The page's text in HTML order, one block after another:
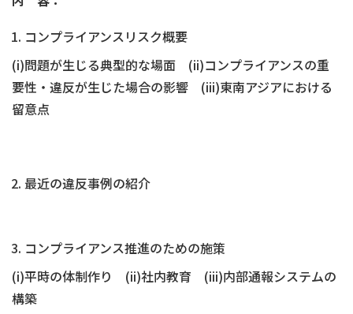
コンプライアンスリスク概要
(i)問題が生じる典型的な場面 (ii)コンプライアンスの重
要性・違反が生じた場合の影響 (iii)東南アジアにおける
留意点
最近の違反事例の紹介
コンプライアンス推進のための施策
(i)平時の体制作り (ii)社内教育 (iii)内部通報システムの
構築